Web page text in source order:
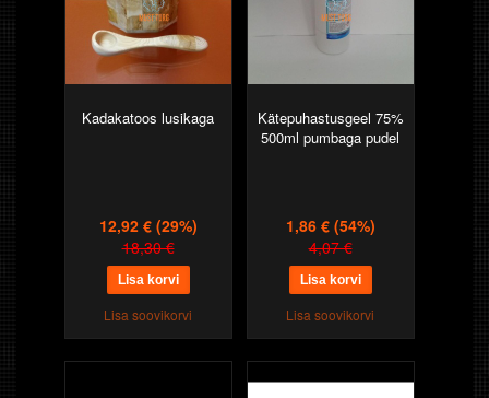
Kadakatoos lusikaga
12,92 € (29%)
18,30 €
Lisa soovikorvi
Kätepuhastusgeel 75%
500ml pumbaga pudel
1,86 € (54%)
4,07 €
Lisa soovikorvi